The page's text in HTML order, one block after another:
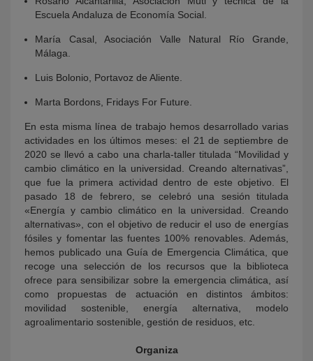
Escuela Andaluza de Economía Social.
María Casal, Asociación Valle Natural Río Grande,
Málaga.
Luis Bolonio, Portavoz de Aliente.
Marta Bordons, Fridays For Future.
En esta misma línea de trabajo hemos desarrollado varias
actividades en los últimos meses: el 21 de septiembre de
2020 se llevó a cabo una charla-taller titulada “Movilidad y
cambio climático en la universidad. Creando alternativas”,
que fue la primera actividad dentro de este objetivo. El
pasado 18 de febrero, se celebró una sesión titulada
«Energía y cambio climático en la universidad. Creando
alternativas», con el objetivo de reducir el uso de energías
fósiles y fomentar las fuentes 100% renovables. Además,
hemos publicado una Guía de Emergencia Climática, que
recoge una selección de los recursos que la biblioteca
ofrece para sensibilizar sobre la emergencia climática, así
como propuestas de actuación en distintos ámbitos:
movilidad sostenible, energía alternativa, modelo
agroalimentario sostenible, gestión de residuos, etc.
Organiza